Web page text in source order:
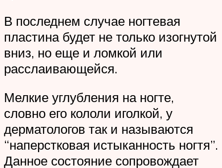
В последнем случае ногтевая
пластина будет не только изогнутой
вниз, но еще и ломкой или
расслаивающейся.
Мелкие углубления на ногте,
словно его кололи иголкой, у
дерматологов так и называются
“наперстковая истыканность ногтя”.
Данное состояние сопровождает